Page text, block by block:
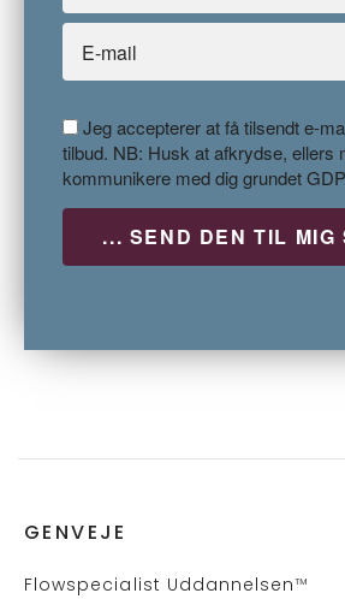
Jeg accepterer at få tilsendt e-
tilbud. NB: Husk at afkrydse, ellers
kommunikere med dig grundet
GENVEJE
Flowspecialist Uddannelsen™